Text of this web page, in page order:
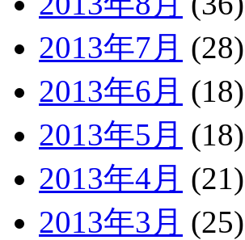
2013年7月 (28)
2013年6月 (18)
2013年5月 (18)
2013年4月 (21)
2013年3月 (25)